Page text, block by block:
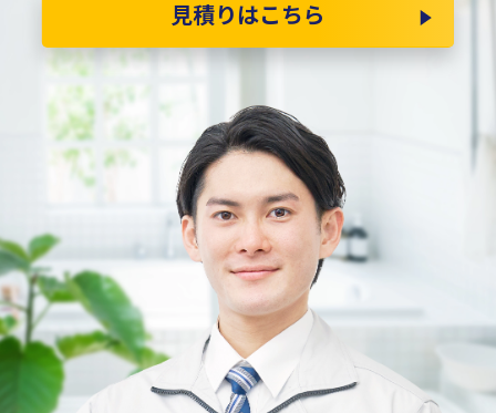
見積りはこちら